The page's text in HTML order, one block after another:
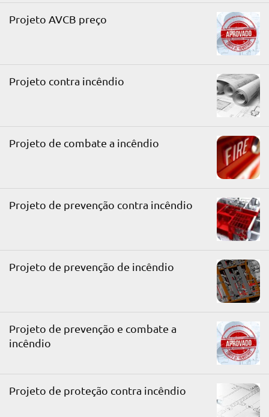
Projeto AVCB preço
Projeto contra incêndio
Projeto de combate a incêndio
Projeto de prevenção contra incêndio
Projeto de prevenção de incêndio
Projeto de prevenção e combate a
incêndio
Projeto de proteção contra incêndio